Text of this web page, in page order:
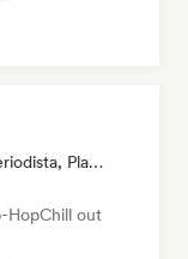
Medios De Comunicación/Periodista, Playlist Curator
HopChill out